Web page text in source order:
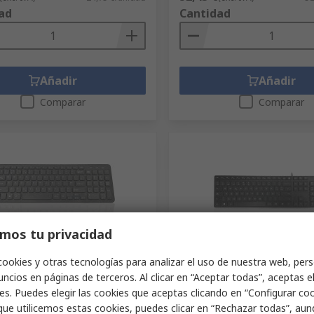
Añadir
Comparar
Cantidad
Añadir
Comparar
BIO960-BTBK Ceratech,
Negro, Bluetooth,
QWERTY (Reino Unido)
Teclado KYBAC301-PBLK-SP
Ceratech, Con Cable,
MultiMedia, QWERTY
tu privacidad
y otras tecnologías para analizar el uso de nuestra web,
en páginas de terceros. Al clicar en “Aceptar todas”, aceptas
Puedes elegir las cookies que aceptas clicando en “Configurar
utilicemos estas cookies, puedes clicar en “Rechazar todas”,